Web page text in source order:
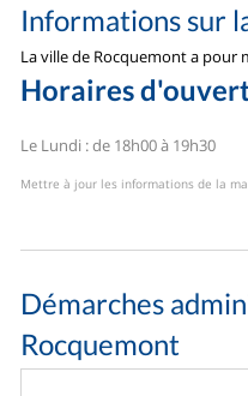
Informations sur
La ville de Rocquemont a pour
Horaires
Le Lundi : de 18h00 à 19h30
Mettre à jour les informations de la
Démarches
Rocquemont